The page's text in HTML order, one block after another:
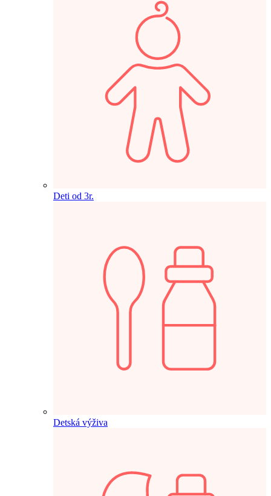
Deti od 3r.
Detská výživa